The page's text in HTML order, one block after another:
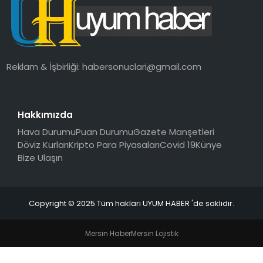
SAĞLIK
MAGAZIN
Reklam & İşbirliği:habersonuclari@gmail.com
Hakkımızda
Hava DurumuPuan DurumuGazete Manşetleri
Döviz KurlarıKripto Para PiyasalarıCovid 19Künye
Bize Ulaşın
Copyright © 2025 Tüm hakları UYUM HABER 'de saklıdır.
Mersin HaberMersin Lojistik